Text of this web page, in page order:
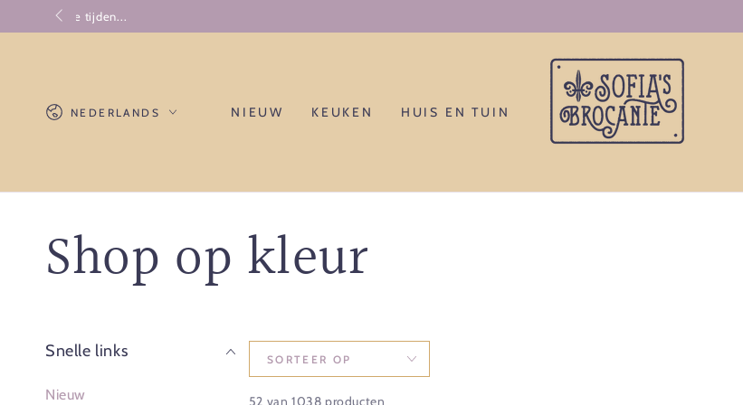
GA NAAR
CONTENT
Taal NEDERLANDS NIEUW KEUKEN HUIS EN TUIN
Collectie:
Shop op kleur
Snelle links
Nieuw
SORTEER OP
52 van 1038 producten